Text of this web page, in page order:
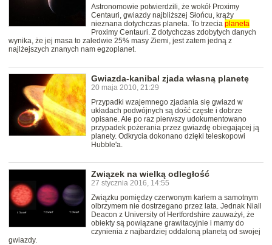
Astronomowie potwierdzili, że wokół Proximy
Centauri, gwiazdy najbliższej Słońcu, krąży
nieznana dotychczas planeta. To trzecia planeta
Proximy Centauri. Z dotychczas zdobytych danych
wynika, że jej masa to zaledwie 25% masy Ziemi, jest zatem jedną z
najlżejszych znanych nam egzoplanet.
Gwiazda-kanibal zjada własną planetę
20 maja 2010, 21:29
Przypadki wzajemnego zjadania się gwiazd w
układach podwójnych są dość częste i dobrze
opisane. Ale po raz pierwszy udokumentowano
przypadek pożerania przez gwiazdę obiegającej ją
planety. Odkrycia dokonano dzięki teleskopowi
Hubble'a.
Związek na wielką odległość
27 stycznia 2016, 14:55
Związku pomiędzy czerwonym karłem a samotnym
olbrzymem nie dostrzegano przez lata. Jednak Niall
Deacon z University of Hertfordshire zauważył, że
obiekty są powiązane grawitacyjnie i mamy do
czynienia z najbardziej oddaloną planetą od swojej
gwiazdy.